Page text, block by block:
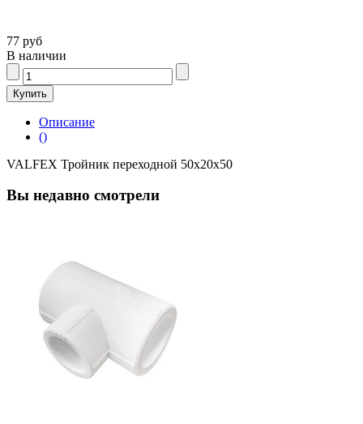
77 руб
В наличии
Описание
()
VALFEX Тройник переходной 50х20х50
Вы недавно смотрели